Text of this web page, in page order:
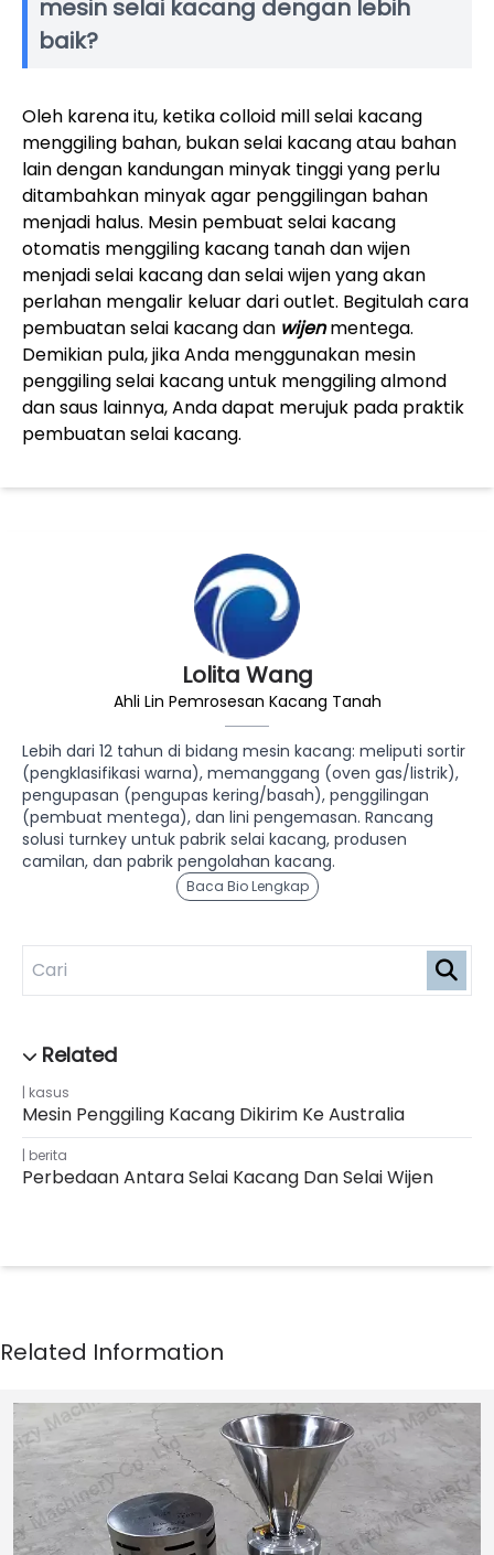
Lolita Wang
Ahli Lin Pemrosesan Kacang Tanah
Lebih dari 12 tahun di bidang mesin kacang: meliputi sortir
(pengklasifikasi warna), memanggang (oven gas/listrik),
pengupasan (pengupas kering/basah), penggilingan
(pembuat mentega), dan lini pengemasan. Rancang
solusi turnkey untuk pabrik selai kacang, produsen
camilan, dan pabrik pengolahan kacang.
Baca Bio Lengkap
kasus
Mesin Penggiling Kacang Dikirim Ke Australia
berita
Perbedaan Antara Selai Kacang Dan Selai Wijen
mesin selai kacang dengan lebih
baik?
Oleh karena itu, ketika colloid mill selai kacang
menggiling bahan, bukan selai kacang atau bahan
lain dengan kandungan minyak tinggi yang perlu
ditambahkan minyak agar penggilingan bahan
menjadi halus. Mesin pembuat selai kacang
otomatis menggiling kacang tanah dan wijen
menjadi selai kacang dan selai wijen yang akan
perlahan mengalir keluar dari outlet. Begitulah cara
pembuatan selai kacang dan wijenmentega.
Demikian pula, jika Anda menggunakan mesin
penggiling selai kacang untuk menggiling almond
dan saus lainnya, Anda dapat merujuk pada praktik
pembuatan selai kacang.